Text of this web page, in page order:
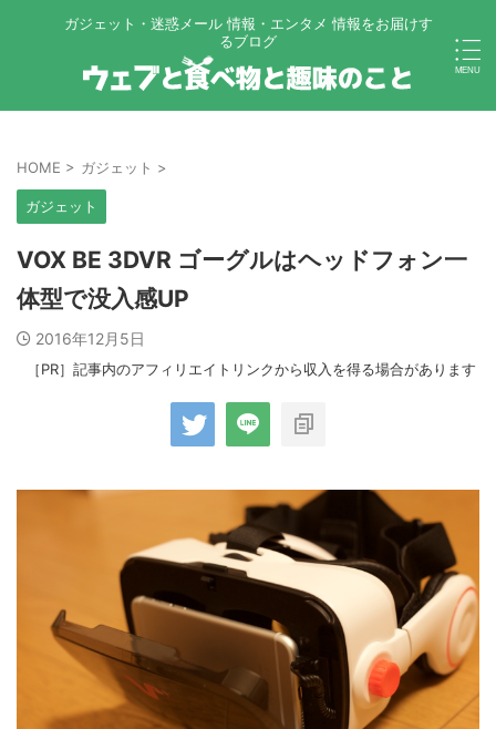
ガジェット・迷惑メール 情報・エンタメ 情報をお届けす
るブログ
HOME > ガジェット >
ガジェット
VOX BE 3DVR ゴーグルはヘッドフォン一
体型で没入感UP
2016年12月5日
［PR］記事内のアフィリエイトリンクから収入を得る場合があります